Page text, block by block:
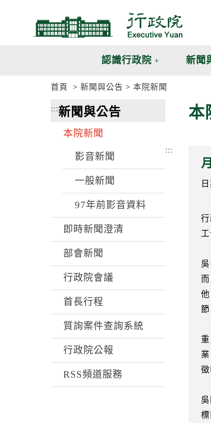
認識行政院 新聞
首頁 新聞與公告 本院新聞
:::新聞與公告
本院新聞
影音新聞
一般新聞
97年前影音資料
即時新聞澄清
部會新聞
行政院會議
首長行程
質詢案件查詢系統
行政院公報
RSS頻道服務
本
:::
節